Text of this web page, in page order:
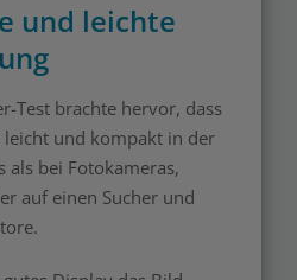
und leichte
Test brachte hervor, dass
und kompakt in der
als bei Fotokameras,
auf einen Sucher und